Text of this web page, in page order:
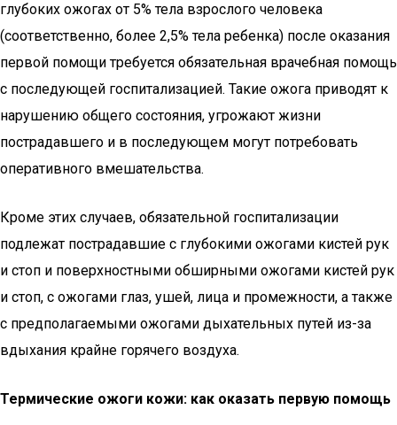
глубоких ожогах от 5% тела взрослого человека
(соответственно, более 2,5% тела ребенка) после оказания
первой помощи требуется обязательная врачебная помощь
с последующей госпитализацией. Такие ожога приводят к
нарушению общего состояния, угрожают жизни
пострадавшего и в последующем могут потребовать
оперативного вмешательства.
Кроме этих случаев, обязательной госпитализации
подлежат пострадавшие с глубокими ожогами кистей рук
и стоп и поверхностными обширными ожогами кистей рук
и стоп, с ожогами глаз, ушей, лица и промежности, а также
с предполагаемыми ожогами дыхательных путей из-за
вдыхания крайне горячего воздуха.
Термические ожоги кожи: как оказать первую помощь